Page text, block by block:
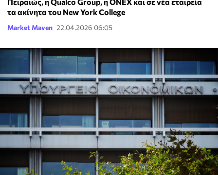
τα ακίνητα του New York College
Market Maven 22.04.2026 06:05